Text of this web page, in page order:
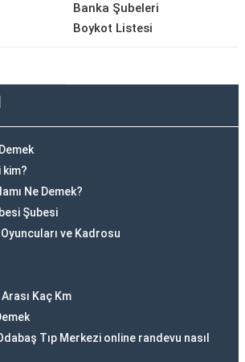
Banka Şubeleri
Boykot Listesi
kim?
Ne Demek?
Şubesi
ve Kadrosu
Kaç Km
Tıp Merkezi online randevu nasıl